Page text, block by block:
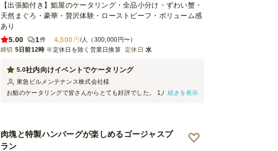
【出張鮨付き】鮨屋のケータリング・全品小分け・ずわい蟹・
天然まぐろ・豪華・贅沢体験・ローストビーフ・ボリューム感
あり
5.00
1件 4,500 円/人（300,000円〜）
締切 5日前12時 ※定休日を除く営業日換算 定休日 水
社内向けイベントでケータリング
5.0
東急ビルメンテナンス株式会社様
お鮨のケータリングで皆さんからとても好評でした。 1人前ずつパッ
に対応いただけました。 また是非お願いしたいと思います。
続きを表示
肉塊と特製ハンバーグが楽しめるゴージャスプ
ラン